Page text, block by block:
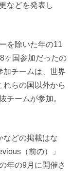
などを発表し
を除いた年の11
ヶ国参加だったの
加チームは、世界
らの国以外から
チームが参加。
どの掲載はな
（前の）」
年の9月に開催さ